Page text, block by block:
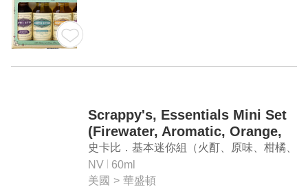
Scrappy's, Essentials Mini Set
(Firewater, Aromatic, Orange,
Chocolate)
史卡比．基本迷你組（火酊、原味、柑橘、
巧克力）
NV
60ml
美國 > 華盛頓